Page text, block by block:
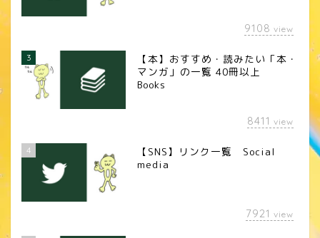
9108 view
3
【本】おすすめ・読みたい「本・
マンガ」の一覧 40冊以上
Books
8411 view
4
【SNS】リンク一覧 Social
media
7921 view